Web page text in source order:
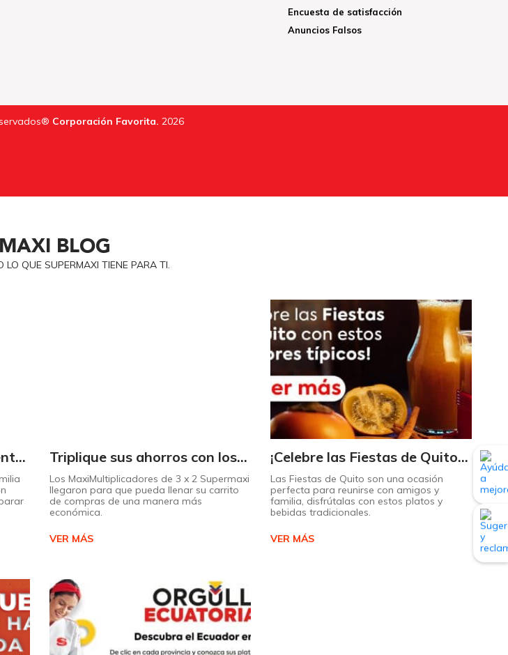
Encuesta de satisfacción
Anuncios Falsos
Corporación Favorita. 2026
MAXI BLOG
LO QUE SUPERMAXI TIENE PARA TI.
¡Dulce y Saludable! Consienta a su familia con postres deliciosos y sin culpas Triplique sus ahorros con los Maximultiplicadores de Supermaxi
Los MaxiMultiplicadores de 3 x 2 Supermaxi
llegaron para que pueda llenar su carrito
de compras de una manera más
económica.
VER MÁS
¡Celebre las Fiestas de Quito con estos sabores típicos!
Las Fiestas de Quito son una ocasión
perfecta para reunirse con amigos y
familia, disfrútalas con estos platos y
bebidas tradicionales.
VER MÁS